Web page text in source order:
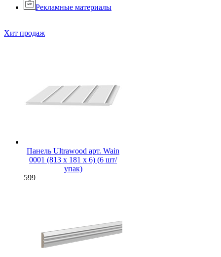
Рекламные материалы
Хит продаж
Панель Ultrawood арт. Wain
0001 (813 х 181 х 6) (6 шт/
упак)
599